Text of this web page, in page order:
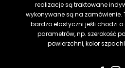
realizacje są traktowane
wykonywane są na zamówienie.
bardzo elastyczni jeśli chodzi
parametrów, np. szerokość
powierzchni, kolor